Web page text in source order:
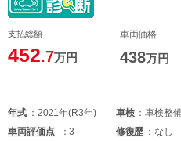
支払総額
452.7万円
車両価格
438万円
年式 2021年(R3年) 車検 車検整
車両評価点 3 修復歴 なし